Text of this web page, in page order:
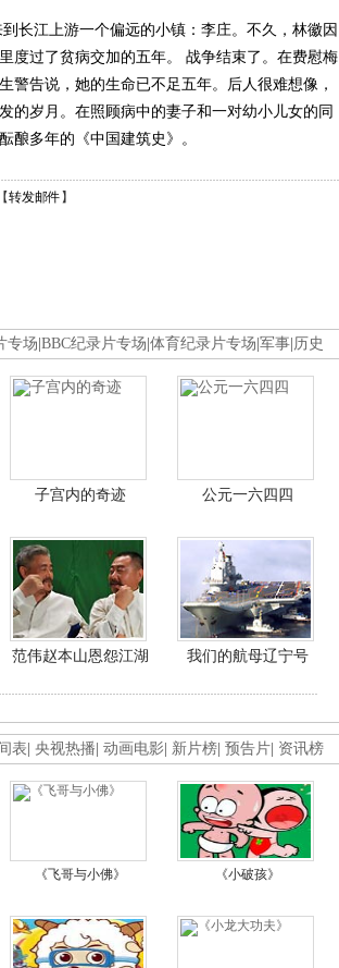
长江上游一个偏远的小镇：李庄。不久，林徽因
度过了贫病交加的五年。 战争结束了。在费慰梅
警告说，她的生命已不足五年。后人很难想像，
的岁月。在照顾病中的妻子和一对幼小儿女的同
酿多年的《中国建筑史》。
转发邮件 】
专场 BBC纪录片专场 体育纪录片专场 军事 历史
子宫内的奇迹 公元一六四四
范伟赵本山恩怨江湖 我们的航母辽宁号
表 央视热播 动画电影 新片榜 预告片 资讯榜
《飞哥与小佛》 《小破孩》